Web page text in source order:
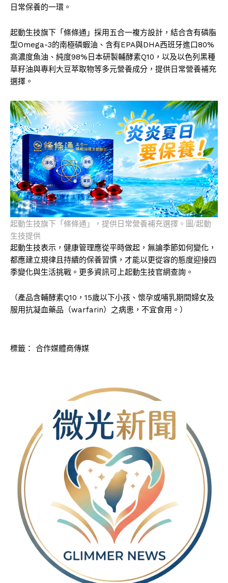
日常保養的一環。
起動生技旗下「條條通」採用五合一複方設計，結合含有磷脂
型Omega-3的南極磷蝦油、含有EPA與DHA西班牙進口80%
高濃度魚油、純度98%日本研製輔酵素Q10，以及以色列黑種
草籽油與專利大豆萃取物等多元營養成分，提供日常營養補充
選擇。
起動生技旗下「條條通」，提供日常營養補充選擇。圖/起動
生技提供
起動生技表示，健康管理應從平時做起，無論季節如何變化，
都應建立規律且持續的保養習慣，才能以更從容的態度迎接四
季變化與生活挑戰。更多資訊可上起動生技官網查詢。
（產品含輔酵素Q10，15歲以下小孩、懷孕或哺乳期間婦女及
服用抗凝血藥品（warfarin）之病患，不宜食用。）
標籤： 合作媒體商傳媒